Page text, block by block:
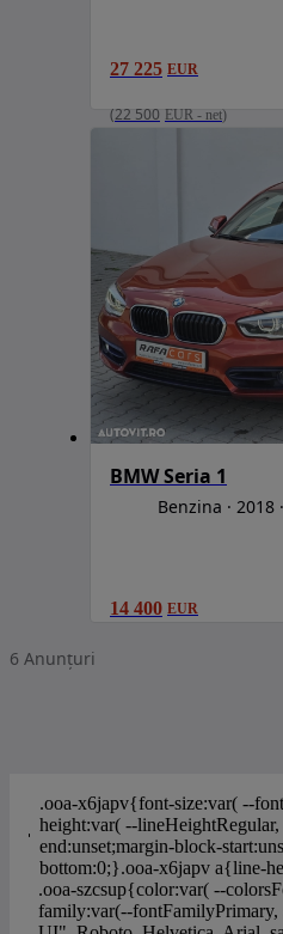
27 225 EUR
(22 500 EUR - net)
BMW Seria 1
Benzina 2018
14 400 EUR
6 Anunțuri